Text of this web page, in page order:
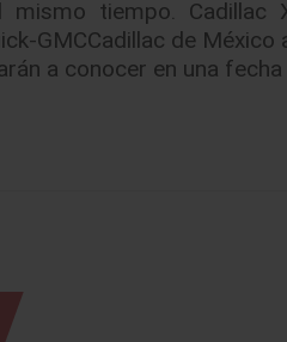
tiempo.
GMCCadillac de
a conocer en una